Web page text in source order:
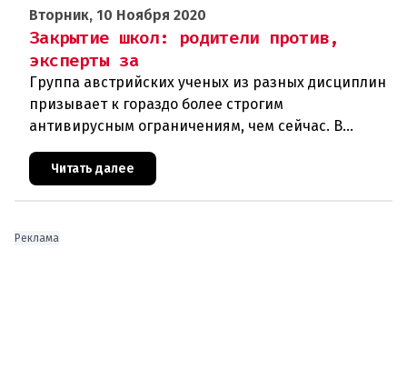
Вторник, 10 Ноября 2020
Закрытие школ: родители против,
эксперты за
Группа австрийских ученых из разных дисциплин
призывает к гораздо более строгим
антивирусным ограничениям, чем сейчас. В
понедельник они высказались за немедленное
закрытие всех школ. Кроме того, за «
Читать далее
Реклама